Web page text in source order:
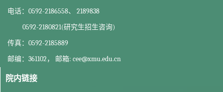
电话：0592-2186558、 2189838
0592-2180821(研究生招生咨询)
传真：0592-2185889
邮编：361102， 邮箱: cee@xmu.edu.cn
院内链接